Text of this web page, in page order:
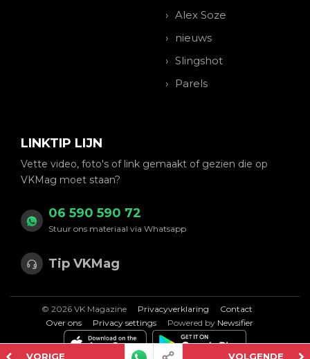
VORIGE VOLGENDE
Alex Soze
nieuws
Slingshot
Parels
LINKTIP LIJN
Vette video, foto's of link gemaakt of gezien die op
VKMag moet staan?
06 590 590 72
Stuur ons materiaal via Whatsapp
Tip VKMag
© 2026 VK Magazine Privacyverklaring
Contact
Over ons
Privacy settings Powered by Newsifier